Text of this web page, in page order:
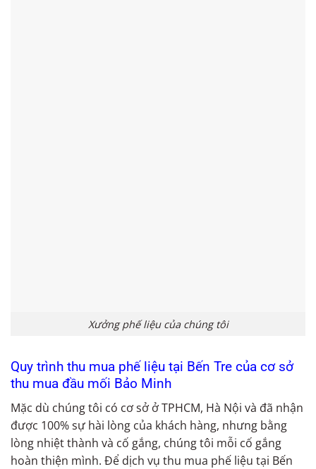
Xưởng phế liệu của chúng tôi
Quy trình thu mua phế liệu tại Bến Tre của cơ sở
thu mua đầu mối Bảo Minh
Mặc dù chúng tôi có cơ sở ở TPHCM, Hà Nội và đã nhận
được 100% sự hài lòng của khách hàng, nhưng bằng
lòng nhiệt thành và cố gắng, chúng tôi mỗi cố gắng
hoàn thiện mình. Để dịch vụ thu mua phế liệu tại Bến